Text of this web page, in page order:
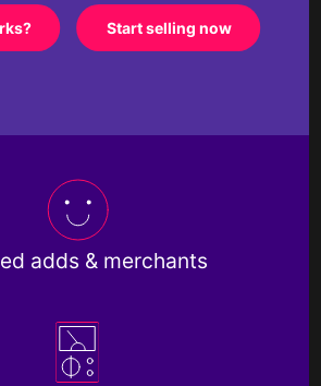
Start selling now
adds & merchants